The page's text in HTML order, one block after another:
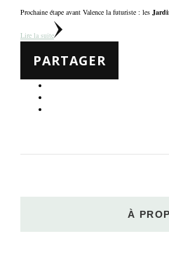
Prochaine étape avant Valence la futuriste : les
Lire la suite
PARTAGER
À